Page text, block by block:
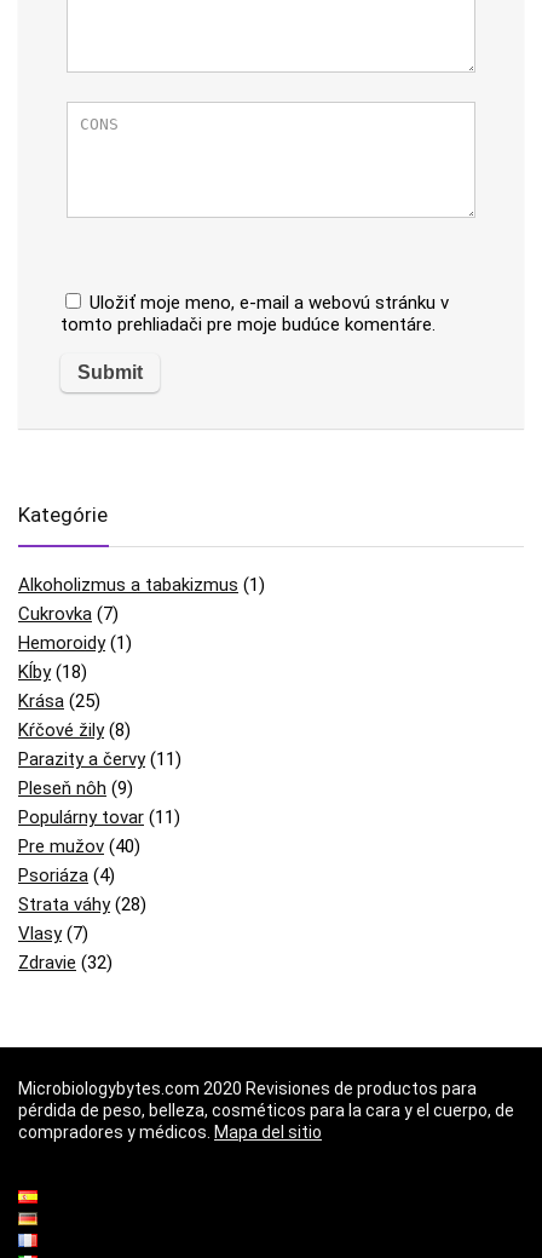
Uložiť moje meno, e-mail a webovú stránku v
tomto prehliadači pre moje budúce komentáre.
Kategórie
Alkoholizmus a tabakizmus (1)
Cukrovka (7)
Hemoroidy(1)
Kĺby(18)
Krása (25)
Kŕčové žily(8)
Parazity a červy(11)
Pleseň nôh (9)
Populárny tovar (11)
Pre mužov (40)
Psoriáza (4)
Strata váhy(28)
Vlasy(7)
Zdravie (32)
Microbiologybytes.com 2020 Revisiones de productos para
pérdida de peso, belleza, cosméticos para la cara y el cuerpo, de
compradores y médicos. Mapa del sitio